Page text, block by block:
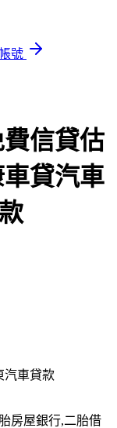
號
信貸估
貸汽車
汽車貸款
房屋銀行,二胎借